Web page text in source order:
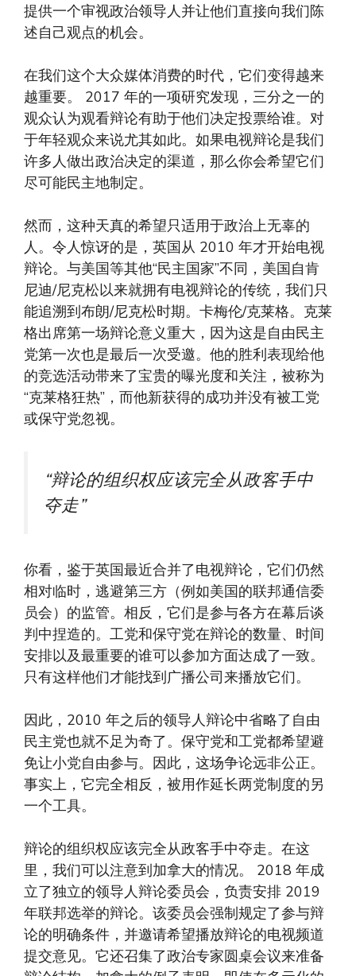
提供一个审视政治领导人并让他们直接向我们陈
述自己观点的机会。
在我们这个大众媒体消费的时代，它们变得越来
越重要。 2017 年的一项研究发现，三分之一的
观众认为观看辩论有助于他们决定投票给谁。对
于年轻观众来说尤其如此。如果电视辩论是我们
许多人做出政治决定的渠道，那么你会希望它们
尽可能民主地制定。
然而，这种天真的希望只适用于政治上无辜的
人。令人惊讶的是，英国从 2010 年才开始电视
辩论。与美国等其他“民主国家”不同，美国自肯
尼迪/尼克松以来就拥有电视辩论的传统，我们只
能追溯到布朗/尼克松时期。卡梅伦/克莱格。克莱
格出席第一场辩论意义重大，因为这是自由民主
党第一次也是最后一次受邀。他的胜利表现给他
的竞选活动带来了宝贵的曝光度和关注，被称为
“克莱格狂热”，而他新获得的成功并没有被工党
或保守党忽视。
“辩论的组织权应该完全从政客手中
夺走”
你看，鉴于英国最近合并了电视辩论，它们仍然
相对临时，逃避第三方（例如美国的联邦通信委
员会）的监管。相反，它们是参与各方在幕后谈
判中捏造的。工党和保守党在辩论的数量、时间
安排以及最重要的谁可以参加方面达成了一致。
只有这样他们才能找到广播公司来播放它们。
因此，2010 年之后的领导人辩论中省略了自由
民主党也就不足为奇了。保守党和工党都希望避
免让小党自由参与。因此，这场争论远非公正。
事实上，它完全相反，被用作延长两党制度的另
一个工具。
辩论的组织权应该完全从政客手中夺走。在这
里，我们可以注意到加拿大的情况。 2018 年成
立了独立的领导人辩论委员会，负责安排 2019
年联邦选举的辩论。该委员会强制规定了参与辩
论的明确条件，并邀请希望播放辩论的电视频道
提交意见。它还召集了政治专家圆桌会议来准备